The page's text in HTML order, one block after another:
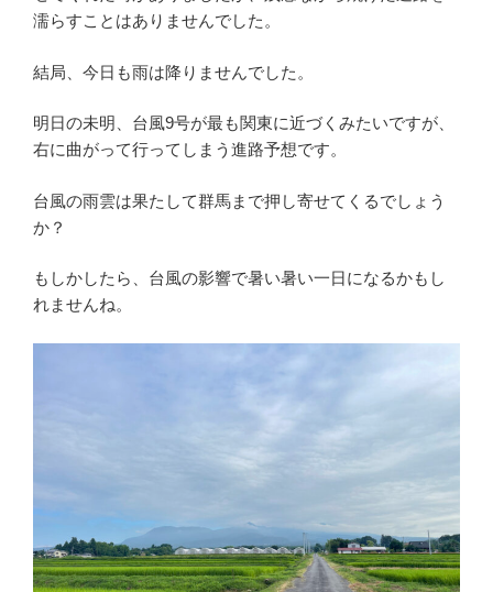
濡らすことはありませんでした。
結局、今日も雨は降りませんでした。
明日の未明、台風9号が最も関東に近づくみたいですが、
右に曲がって行ってしまう進路予想です。
台風の雨雲は果たして群馬まで押し寄せてくるでしょう
か？
もしかしたら、台風の影響で暑い暑い一日になるかもし
れませんね。